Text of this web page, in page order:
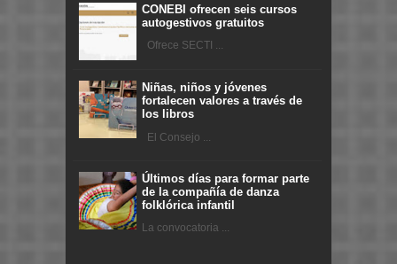
CONEBI ofrecen seis cursos
autogestivos gratuitos
Ofrece SECTI ...
Niñas, niños y jóvenes
fortalecen valores a través de
los libros
El Consejo ...
Últimos días para formar parte
de la compañía de danza
folklórica infantil
La convocatoria ...